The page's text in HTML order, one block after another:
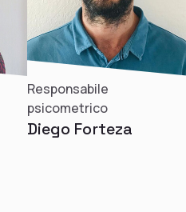
Responsabile
psicometrico
Diego Forteza